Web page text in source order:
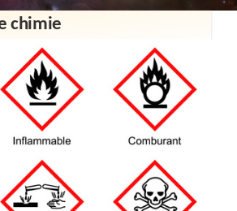
chimie